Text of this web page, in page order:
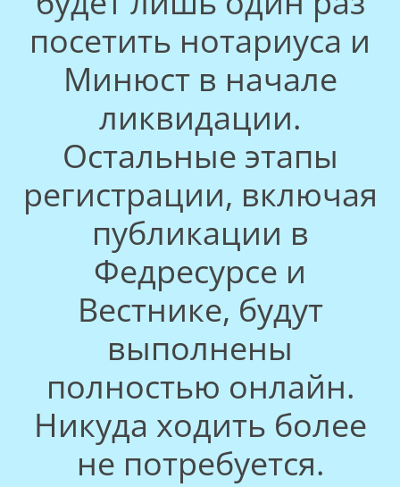
посетить нотариуса и
Минюст в начале
ликвидации.
Остальные этапы
регистрации, включая
публикации в
Федресурсе и
Вестнике, будут
выполнены
полностью онлайн.
Никуда ходить более
не потребуется.